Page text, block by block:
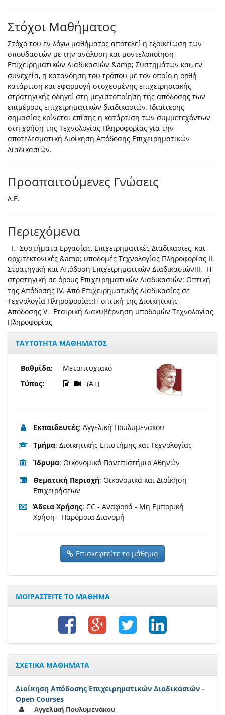
Στόχοι Μαθήματος
Στόχο του εν λόγω μαθήματος αποτελεί η εξοικείωση των
σπουδαστών με την ανάλυση και μοντελοποίηση
Επιχειρηματικών Διαδικασιών &amp; Συστημάτων και, εν
συνεχεία, η κατανόηση του τρόπου με τον οποίο η ορθή
κατάρτιση και εφαρμογή στοχευμένης επιχειρησιακής
στρατηγικής οδηγεί στη μεγιστοποίηση της απόδοσης των
επιμέρους επιχειρηματικών διαδικασιών. Ιδιαίτερης
σημασίας κρίνεται επίσης η κατάρτιση των συμμετεχόντων
στη χρήση της Τεχνολογίας Πληροφορίας για την
αποτελεσματική Διοίκηση Απόδοσης Επιχειρηματικών
Διαδικασιών.
Προαπαιτούμενες Γνώσεις
Δ.Ε.
Περιεχόμενα
I. Συστήματα Εργασίας, Επιχειρηματικές Διαδικασίες, και
αρχιτεκτονικές &amp; υποδομές Τεχνολογίας Πληροφορίας II.
Στρατηγική και Απόδοση Επιχειρηματικών ΔιαδικασιώνIII. Η
στρατηγική σε όρους Επιχειρηματικών Διαδικασιών: Οπτική
της Απόδοσης IV. Από Επιχειρηματικής Διαδικασίες σε
Τεχνολογία Πληροφορίας:Η οπτική της Διοικητικής
Απόδοσης V. Εταιρική Διακυβέρνηση υποδομών Τεχνολογίας
Πληροφορίας
ΤΑΥΤΟΤΗΤΑ ΜΑΘΗΜΑΤΟΣ
Βαθμίδα:
Τύπος:
Μεταπτυχιακό
(A+)
Εκπαιδευτές: Αγγελική Πουλυμενάκου
Τμήμα: Διοικητικής Επιστήμης και Τεχνολογίας
Ίδρυμα: Οικονομικό Πανεπιστήμιο Αθηνών
Θεματική Περιοχή: Οικονομικά και Διοίκηση
Επιχειρήσεων
Άδεια Χρήσης: CC - Αναφορά - Μη Εμπορική
Χρήση - Παρόμοια Διανομή
Επισκεφτείτε το μάθημα
ΜΟΙΡΑΣΤΕΙΤΕ ΤΟ ΜΑΘΗΜΑ
ΣΧΕΤΙΚΑ ΜΑΘΗΜΑΤΑ
Διοίκηση Απόδοσης Επιχειρηματικών Διαδικασιών -
Open Courses
Αγγελική Πουλυμενάκου